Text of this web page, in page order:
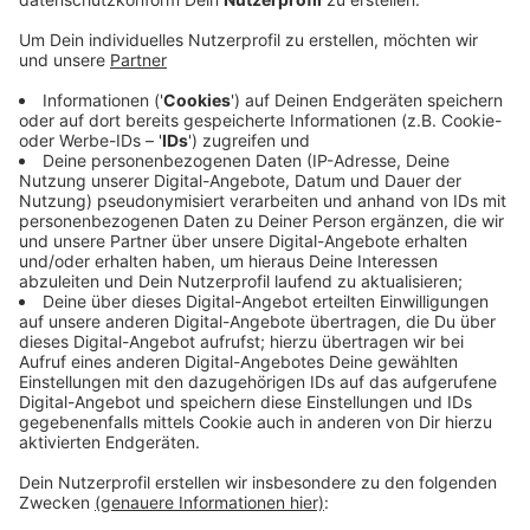
Anzeige
Demnach sei die Nachfrage in den fünf Secondhand-
Kleidershops und der Secondhand-Möbelhalle das
ganze Jahr über hoch und würde weiter steigen.
Besonders junge Menschen kaufen laut Volksverein
immer öfter Secondhand-Waren - vor allem, um
nachhaltiger zu sein. Viele Sozialkaufhäuser in NRW
melden im Moment eine sehr hohe Nachfrage. Die
steigenden Energiepreise und die Inflation lassen das
Geld in einigen Haushalten knapp werden und immer
mehr Menschen entscheiden sich dazu, gebrauchte
Waren günstiger zu kaufen.
Anzeige